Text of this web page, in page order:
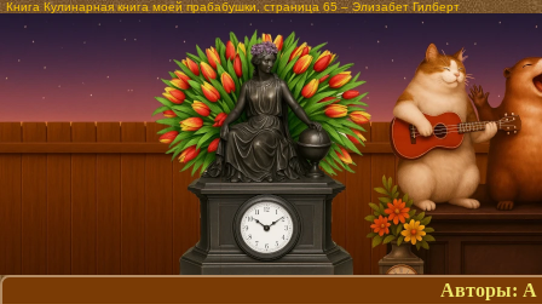
Книга Кулинарная книга моей прабабушки, страница 65 – Элизабет Гилберт
Авторы: А